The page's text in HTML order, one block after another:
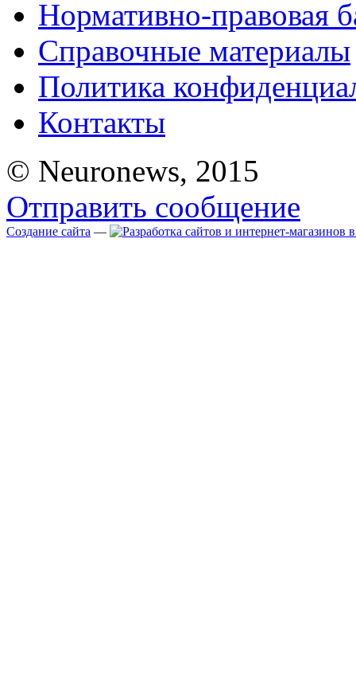
Нормативно-правовая
Справочные материалы
Политика
Контакты
© Neuronews, 2015
Отправить сообщение
Создание сайта —